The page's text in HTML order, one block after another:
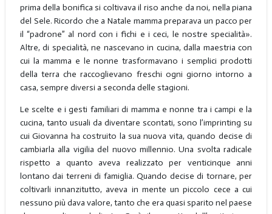
prima della bonifica si coltivava il riso anche da noi, nella piana
del Sele. Ricordo che a Natale mamma preparava un pacco per
il “padrone” al nord con i fichi e i ceci, le nostre specialità».
Altre, di specialità, ne nascevano in cucina, dalla maestria con
cui la mamma e le nonne trasformavano i semplici prodotti
della terra che raccoglievano freschi ogni giorno intorno a
casa, sempre diversi a seconda delle stagioni.
Le scelte e i gesti familiari di mamma e nonne tra i campi e la
cucina, tanto usuali da diventare scontati, sono l’imprinting su
cui Giovanna ha costruito la sua nuova vita, quando decise di
cambiarla alla vigilia del nuovo millennio. Una svolta radicale
rispetto a quanto aveva realizzato per venticinque anni
lontano dai terreni di famiglia. Quando decise di tornare, per
coltivarli innanzitutto, aveva in mente un piccolo cece a cui
nessuno più dava valore, tanto che era quasi sparito nel paese